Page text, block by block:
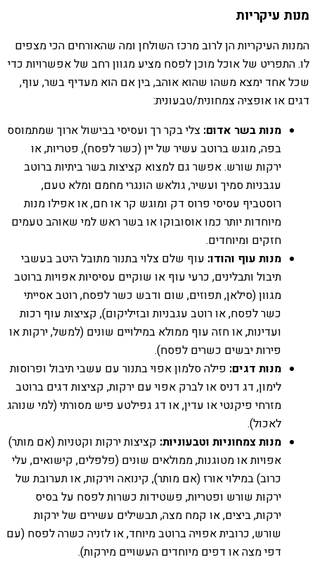
מנות עיקריות
המנות העיקריות הן לרוב מרכז השולחן ומה שהאורחים הכי מצפים
לו. התפריט של אוכל מוכן לפסח מציע מגוון רחב של אפשרויות כדי
שכל אחד ימצא משהו שהוא אוהב, בין אם הוא מעדיף בשר, עוף,
דגים או אופציה צמחונית/טבעונית:
מנות בשר אדום: צלי בקר רך ועסיסי בבישול ארוך שמתמוסס
בפה, מוגש ברוטב עשיר של יין (כשר לפסח), פטריות, או
ירקות שורש. אפשר גם למצוא קציצות בשר ביתיות ברוטב
עגבניות סמיך ועשיר, גולאש הונגרי מחמם ומלא טעם,
רוסטביף עסיסי פרוס דק ומוגש קר או חם, או אפילו מנות
מיוחדות יותר כמו אוסובוקו או בשר ראש למי שאוהב טעמים
חזקים ומיוחדים.
מנות עוף והודו: עוף שלם צלוי בתנור מתובל היטב בעשבי
תיבול ותבלינים, כרעי עוף או שוקיים עסיסיות אפויות ברוטב
מגוון (סילאן, תפוזים, שום ודבש כשר לפסח, רוטב אסייתי
כשר לפסח, או רוטב עגבניות ובזיליקום), קציצות עוף רכות
ועדינות, או חזה עוף ממולא במילויים שונים (למשל, ירקות או
פירות יבשים כשרים לפסח).
מנות דגים: פילה סלמון אפוי בתנור עם עשבי תיבול ופרוסות
לימון, דג דניס או לברק אפוי עם ירקות, קציצות דגים ברוטב
מזרחי פיקנטי או עדין, או דג גפילטע פיש מסורתי (למי שנוהג
לאכול).
מנות צמחוניות וטבעוניות: קציצות ירקות וקטניות (אם מותר)
אפויות או מטוגנות, ממולאים שונים (פלפלים, קישואים, עלי
כרוב) במילוי אורז (אם מותר), קינואה וירקות, או תערובת של
ירקות שורש ופטריות, פשטידות כשרות לפסח על בסיס
ירקות, ביצים, או קמח מצה, תבשילים עשירים של ירקות
שורש, כרובית אפויה ברוטב מיוחד, או לזניה כשרה לפסח (עם
דפי מצה או דפים מיוחדים העשויים מירקות).